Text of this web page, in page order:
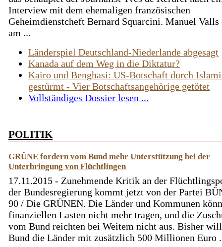
Interview mit dem ehemaligen französischen
Geheimdienstcheft Bernard Squarcini. Manuel Valls
am ...
Länderspiel Deutschland-Niederlande abgesagt
Kanada auf dem Weg in die Diktatur?
Kairo und Benghasi: US-Botschaft durch
gestürmt - Vier Botschaftsangehörige getötet
Vollständiges Dossier lesen ...
POLITIK
GRÜNE fordern vom Bund mehr Unterstützung bei der
Unterbringung von Flüchtlingen
17.11.2015 - Zunehmende Kritik an der
der Bundesregierung kommt jetzt von der Partei
90 / Die GRÜNEN. Die Länder und Kommunen
finanziellen Lasten nicht mehr tragen, und die
vom Bund reichten bei Weitem nicht aus. Bisher
Bund die Länder mit zusätzlich 500 Millionen Euro